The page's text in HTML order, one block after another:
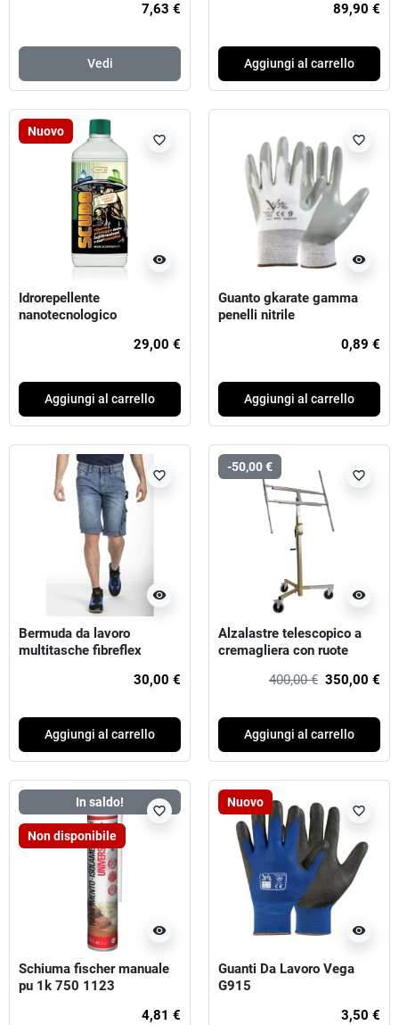
7,63 €
Vedi
89,90 €
Aggiungi al carrello
Nuovo
visibility
favorite_border
Idrorepellente
nanotecnologico
29,00 €
Aggiungi al carrello
visibility
favorite_border
Guanto gkarate gamma
penelli nitrile
0,89 €
Aggiungi al carrello
visibility
favorite_border
Bermuda da lavoro
multitasche fibreflex
30,00 €
Aggiungi al carrello
-50,00 €
visibility
favorite_border
Alzalastre telescopico a
cremagliera con ruote
400,00 € 350,00 €
Aggiungi al carrello
In saldo!
Non disponibile
visibility
favorite_border
Schiuma fischer manuale
pu 1k 750 1123
4,81 €
Nuovo
visibility
favorite_border
Guanti Da Lavoro Vega
G915
3,50 €